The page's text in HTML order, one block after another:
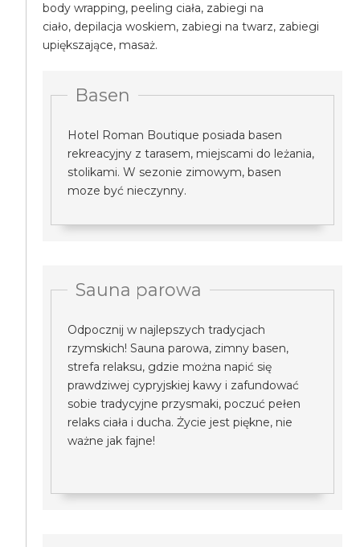
body wrapping, peeling ciała, zabiegi na
ciało, depilacja woskiem, zabiegi na twarz, zabiegi
upiększające, masaż.
Basen
Hotel Roman Boutique posiada basen
rekreacyjny z tarasem, miejscami do leżania,
stolikami. W sezonie zimowym, basen
moze być nieczynny.
Sauna parowa
Odpocznij w najlepszych tradycjach
rzymskich! Sauna parowa, zimny basen,
strefa relaksu, gdzie można napić się
prawdziwej cypryjskiej kawy i zafundować
sobie tradycyjne przysmaki, poczuć pełen
relaks ciała i ducha. Życie jest piękne, nie
ważne jak fajne!